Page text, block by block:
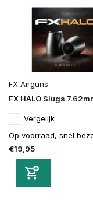
FX Airguns
FX HALO Slugs
Vergelijk
Op voorraad, snel
€19,95